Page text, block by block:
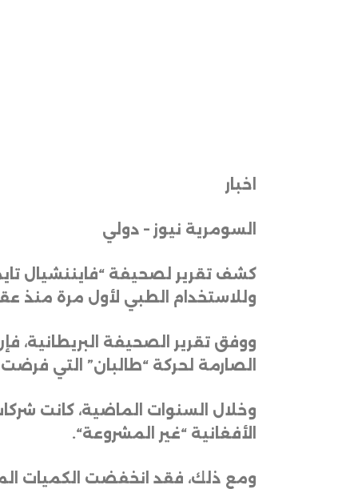
اخبار
السومرية نيوز – دولي
كشف تقرير لصحيفة “فايننشيال
وللاستخدام الطبي لأول مرة منذ
ووفق تقرير الصحيفة البريطانية،
الصارمة لحركة “طالبان” التي
وخلال السنوات الماضية، كانت
الأفغانية “غير المشروعة“.